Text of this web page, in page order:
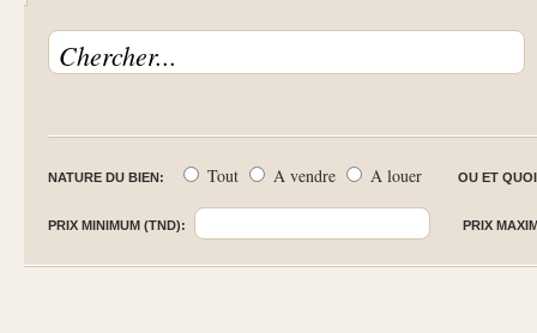
NATURE DU BIEN: Tout A vendre A louer OU ET
PRIX MINIMUM (TND): PRIX